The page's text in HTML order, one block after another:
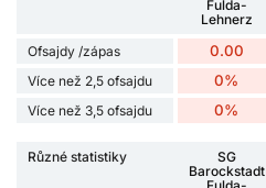
Fulda-
Lehnerz
Ofsajdy /zápas 0.00
Více než 2,5 ofsajdu 0%
Více než 3,5 ofsajdu 0%
Různé statistiky
SG
Barockstadt